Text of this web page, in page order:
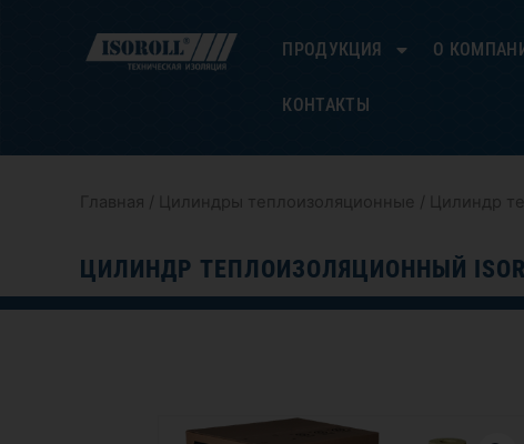
ПРОДУКЦИЯ О
КОНТАКТЫ
Главная / Цилиндры теплоизоляционные / Цилиндр
ЦИЛИНДР ТЕПЛОИЗОЛЯЦИОННЫЙ